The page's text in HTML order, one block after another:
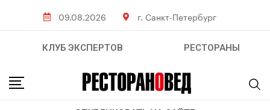
09.08.2026 г. Санкт-Петербург
КЛУБ ЭКСПЕРТОВ РЕСТОРАНЫ